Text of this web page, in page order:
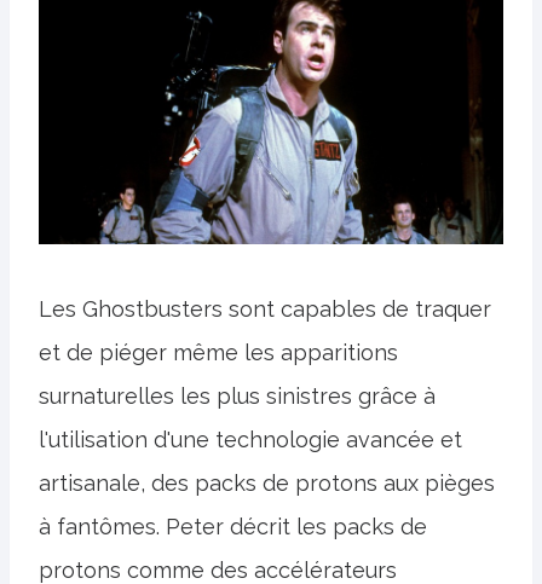
Les Ghostbusters sont capables de traquer
et de piéger même les apparitions
surnaturelles les plus sinistres grâce à
l'utilisation d'une technologie avancée et
artisanale, des packs de protons aux pièges
à fantômes. Peter décrit les packs de
protons comme des accélérateurs